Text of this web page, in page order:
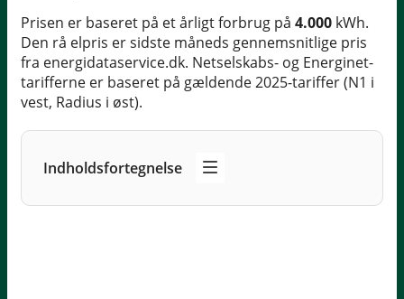
Prisen er baseret på et årligt forbrug på 4.000 kWh.
Den rå elpris er sidste måneds gennemsnitlige pris
fra energidataservice.dk. Netselskabs- og Energinet-
tarifferne er baseret på gældende 2025-tariffer (N1 i
vest, Radius i øst).
Indholdsfortegnelse